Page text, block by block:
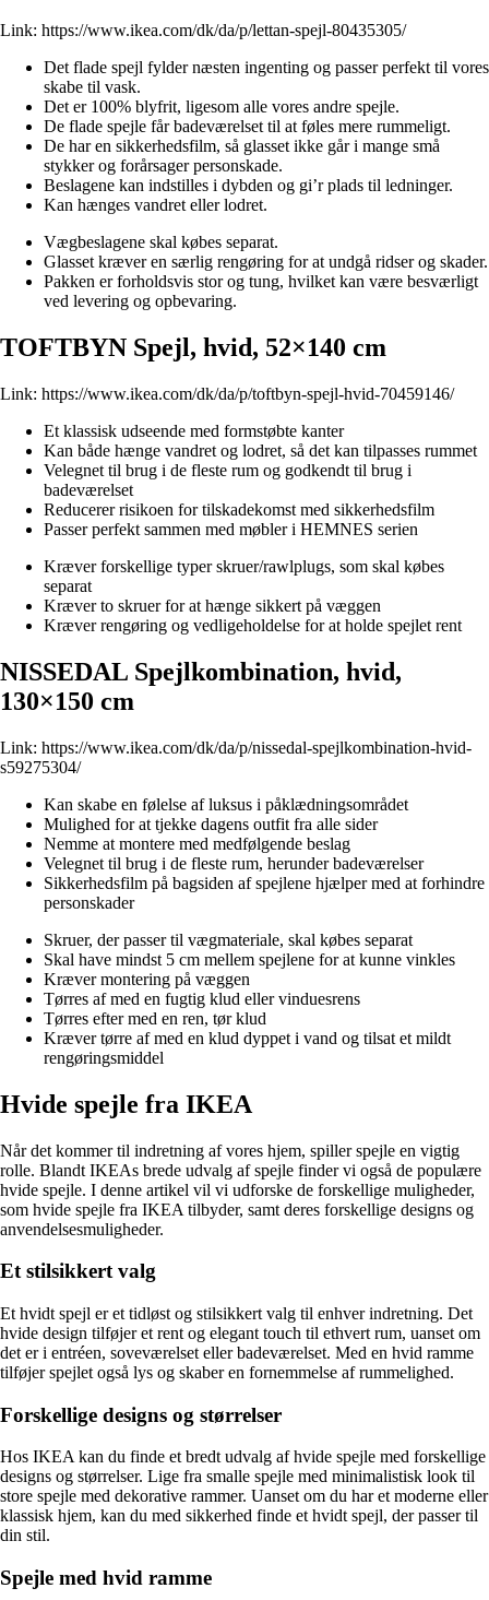
Link: https://www.ikea.com/dk/da/p/lettan-spejl-80435305/
Det flade spejl fylder næsten ingenting og passer perfekt til vores
skabe til vask.
Det er 100% blyfrit, ligesom alle vores andre spejle.
De flade spejle får badeværelset til at føles mere rummeligt.
De har en sikkerhedsfilm, så glasset ikke går i mange små
stykker og forårsager personskade.
Beslagene kan indstilles i dybden og gi’r plads til ledninger.
Kan hænges vandret eller lodret.
Vægbeslagene skal købes separat.
Glasset kræver en særlig rengøring for at undgå ridser og skader.
Pakken er forholdsvis stor og tung, hvilket kan være besværligt
ved levering og opbevaring.
TOFTBYN Spejl, hvid, 52×140 cm
Link: https://www.ikea.com/dk/da/p/toftbyn-spejl-hvid-70459146/
Et klassisk udseende med formstøbte kanter
Kan både hænge vandret og lodret, så det kan tilpasses rummet
Velegnet til brug i de fleste rum og godkendt til brug i
badeværelset
Reducerer risikoen for tilskadekomst med sikkerhedsfilm
Passer perfekt sammen med møbler i HEMNES serien
Kræver forskellige typer skruer/rawlplugs, som skal købes
separat
Kræver to skruer for at hænge sikkert på væggen
Kræver rengøring og vedligeholdelse for at holde spejlet rent
NISSEDAL Spejlkombination, hvid,
130×150 cm
Link: https://www.ikea.com/dk/da/p/nissedal-spejlkombination-hvid-
s59275304/
Kan skabe en følelse af luksus i påklædningsområdet
Mulighed for at tjekke dagens outfit fra alle sider
Nemme at montere med medfølgende beslag
Velegnet til brug i de fleste rum, herunder badeværelser
Sikkerhedsfilm på bagsiden af spejlene hjælper med at forhindre
personskader
Skruer, der passer til vægmateriale, skal købes separat
Skal have mindst 5 cm mellem spejlene for at kunne vinkles
Kræver montering på væggen
Tørres af med en fugtig klud eller vinduesrens
Tørres efter med en ren, tør klud
Kræver tørre af med en klud dyppet i vand og tilsat et mildt
rengøringsmiddel
Hvide spejle fra IKEA
Når det kommer til indretning af vores hjem, spiller spejle en vigtig
rolle. Blandt IKEAs brede udvalg af spejle finder vi også de populære
hvide spejle. I denne artikel vil vi udforske de forskellige muligheder,
som hvide spejle fra IKEA tilbyder, samt deres forskellige designs og
anvendelsesmuligheder.
Et stilsikkert valg
Et hvidt spejl er et tidløst og stilsikkert valg til enhver indretning. Det
hvide design tilføjer et rent og elegant touch til ethvert rum, uanset om
det er i entréen, soveværelset eller badeværelset. Med en hvid ramme
tilføjer spejlet også lys og skaber en fornemmelse af rummelighed.
Forskellige designs og størrelser
Hos IKEA kan du finde et bredt udvalg af hvide spejle med forskellige
designs og størrelser. Lige fra smalle spejle med minimalistisk look til
store spejle med dekorative rammer. Uanset om du har et moderne eller
klassisk hjem, kan du med sikkerhed finde et hvidt spejl, der passer til
din stil.
Spejle med hvid ramme